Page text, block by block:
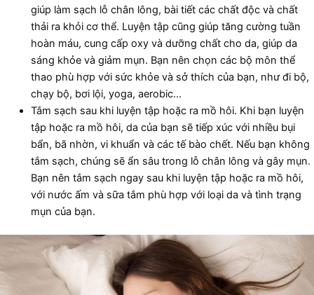
giúp làm sạch lỗ chân lông, bài tiết các chất độc và chất
thải ra khỏi cơ thể. Luyện tập cũng giúp tăng cường tuần
hoàn máu, cung cấp oxy và dưỡng chất cho da, giúp da
sáng khỏe và giảm mụn. Bạn nên chọn các bộ môn thể
thao phù hợp với sức khỏe và sở thích của bạn, như đi bộ,
chạy bộ, bơi lội, yoga, aerobic…
Tắm sạch sau khi luyện tập hoặc ra mồ hôi. Khi bạn luyện
tập hoặc ra mồ hôi, da của bạn sẽ tiếp xúc với nhiều bụi
bẩn, bã nhờn, vi khuẩn và các tế bào chết. Nếu bạn không
tắm sạch, chúng sẽ ẩn sâu trong lỗ chân lông và gây mụn.
Bạn nên tắm sạch ngay sau khi luyện tập hoặc ra mồ hôi,
với nước ấm và sữa tắm phù hợp với loại da và tình trạng
mụn của bạn.